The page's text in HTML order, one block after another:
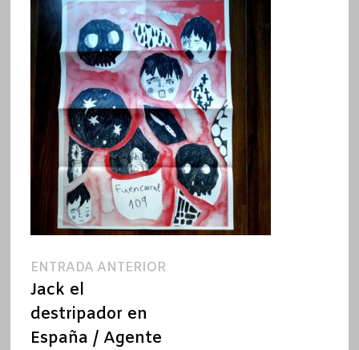
Navegación
de
entradas
ENTRADA ANTERIOREntrada
Jack el
destripador en
España / Agente